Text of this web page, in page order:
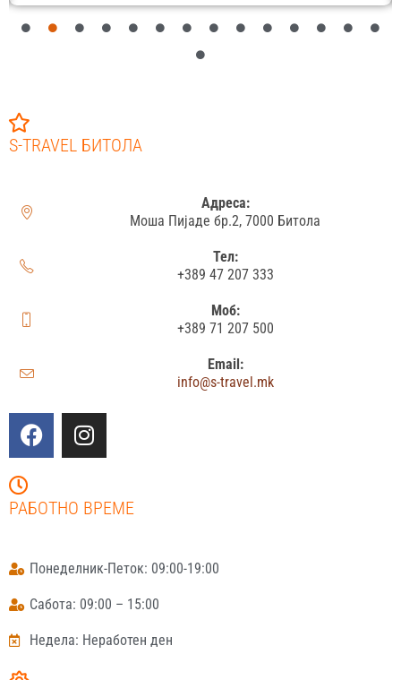
S-TRAVEL БИТОЛА
Адреса:
Моша Пијаде бр.2, 7000 Битола
Тел:
+389 47 207 333
Моб:
+389 71 207 500
Email:
info@s-travel.mk
РАБОТНО ВРЕМЕ
Понеделник-Петок: 09:00-19:00
Сабота: 09:00 – 15:00
Недела: Неработен ден